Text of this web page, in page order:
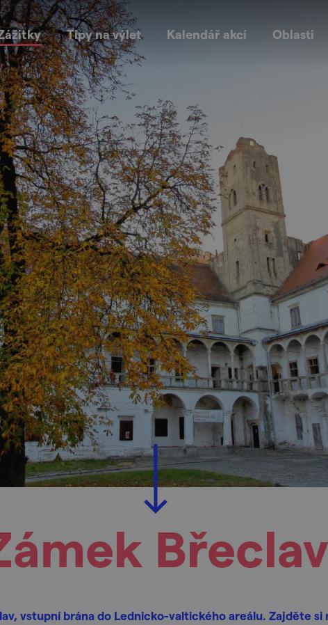
Tipy na výlet Kalendář akcí Oblasti
Břeclav
vstupní brána do Lednicko-valtického areálu. Zajděte si